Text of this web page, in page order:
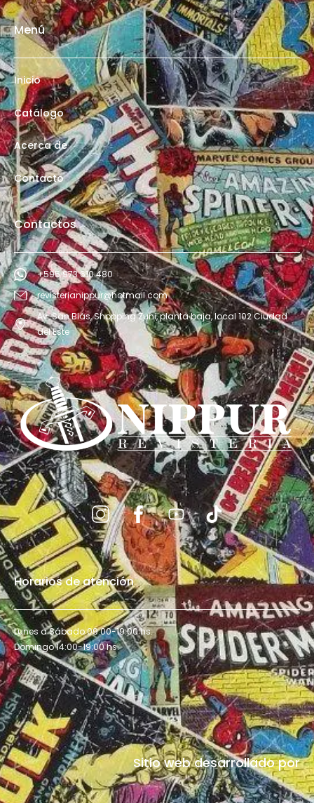
Menú
Inicio
Catálogo
Acerca de
Contacto
Contactos
+595 973 610 480
revisterianippur@hotmail.com
Av. San Blás, Shopping Zuni, planta baja, local 102 Ciudad
del Este
Horarios de atención
Lunes a Sábado 09:00-19:00 hs.
Domingo 14:00-19:00 hs.
Sitio web desarrollado por